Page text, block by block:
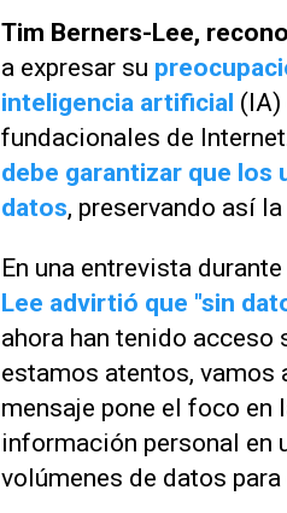
Tim Berners-Lee,
a expresar su
inteligencia artificial (IA)
fundacionales de
debe garantizar que los
datos, preservando así
En una entrevista
Lee advirtió que "sin
ahora han tenido
estamos atentos, vamos
mensaje pone el foco
información personal en
volúmenes de datos para